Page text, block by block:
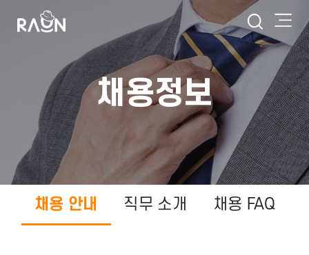
채용정보
채용 안내 직무 소개 채용 FAQ